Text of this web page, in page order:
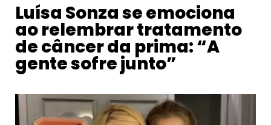
Luísa Sonza se emociona
ao relembrar tratamento
de câncer da prima: “A
gente sofre junto”